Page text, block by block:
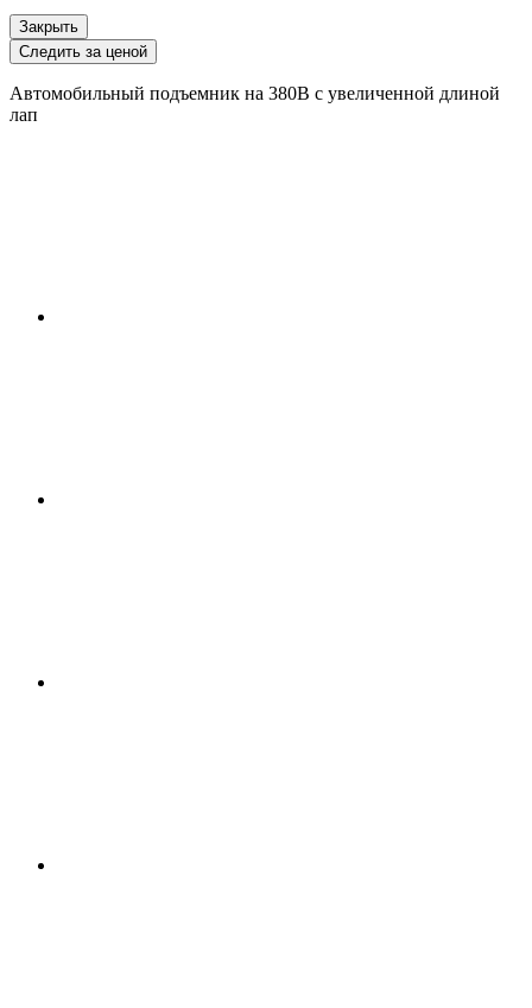
Закрыть
Следить за ценой
Автомобильный подъемник на 380В с увеличенной длиной
лап